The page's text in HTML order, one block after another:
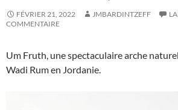
FÉVRIER 21, 2022 JMBARDINTZEFF
COMMENTAIRE
Um Fruth, une spectaculaire arche
Wadi Rum en Jordanie.